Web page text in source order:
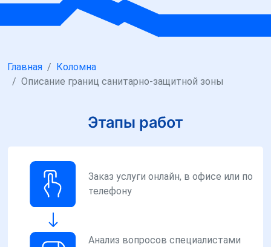
Главная
Коломна
Описание границ санитарно-защитной зоны
Этапы работ
Заказ услуги онлайн, в офисе или по
телефону
Анализ вопросов специалистами